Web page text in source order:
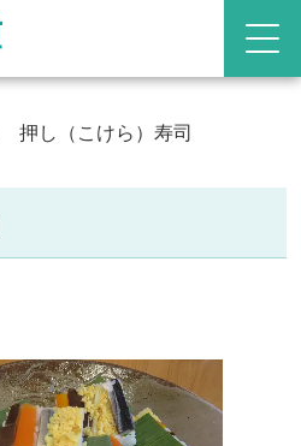
押し（こけら）寿司